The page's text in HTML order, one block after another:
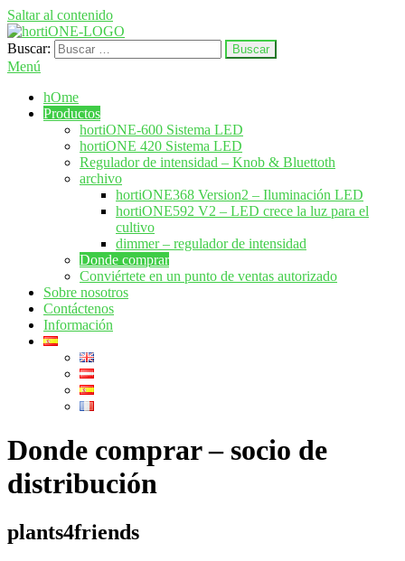
Saltar al contenido
hortione.com
LED crecer sistema de iluminación
Buscar:
Menú
hOme
Productos
hortiONE-600 Sistema LED
hortiONE 420 Sistema LED
Regulador de intensidad – Knob & Bluettoth
archivo
hortiONE368 Version2 – Iluminación LED
hortiONE592 V2 – LED crece la luz para el
cultivo
dimmer – regulador de intensidad
Donde comprar
Conviértete en un punto de ventas autorizado
Sobre nosotros
Contáctenos
Información
Donde comprar – socio de
distribución
plants4friends